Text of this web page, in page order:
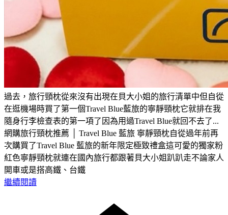
過去，旅行頸枕從來沒有出現在貝大小姐的旅行清單中但自從
在逛機場時買了第一個Travel Blue藍旅的寧靜頸枕它就排在我
隨身行李檢查表的第一項了因為用過Travel Blue就回不去了...
網購旅行頸枕推薦 │ Travel Blue 藍旅 寧靜頸枕自從過年前再
次購買了Travel Blue 藍旅的新年限定極致禮盒這可愛的獨家粉
紅色寧靜頸枕就連在國內旅行都跟著貝大小姐趴趴走不論家人
開車或是搭高鐵、台鐵
繼續閱讀